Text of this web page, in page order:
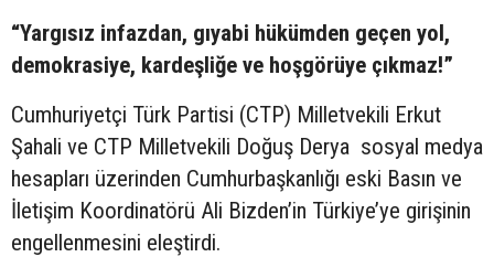
“Yargısız infazdan, gıyabi hükümden geçen yol,
demokrasiye, kardeşliğe ve hoşgörüye çıkmaz!”
Cumhuriyetçi Türk Partisi (CTP) Milletvekili Erkut
Şahali ve CTP Milletvekili Doğuş Derya sosyal medya
hesapları üzerinden Cumhurbaşkanlığı eski Basın ve
İletişim Koordinatörü Ali Bizden’in Türkiye’ye girişinin
engellenmesini eleştirdi.